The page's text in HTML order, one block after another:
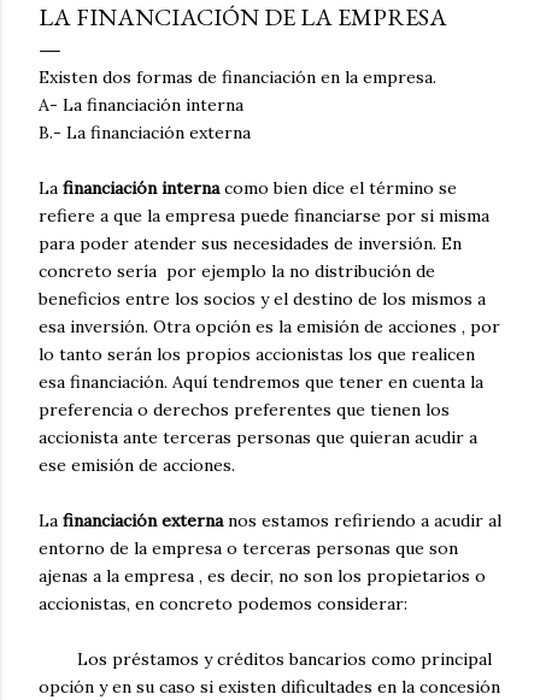
LA FINANCIACIÓN DE LA EMPRESA
Existen dos formas de financiación en la empresa.
A- La financiación interna
B.- La financiación externa
La financiación internacomo bien dice el término se
refiere a que la empresa puede financiarse por si misma
para poder atender sus necesidades de inversión. En
concreto sería por ejemplo la no distribución de
beneficios entre los socios y el destino de los mismos a
esa inversión. Otra opción es la emisión de acciones , por
lo tanto serán los propios accionistas los que realicen
esa financiación. Aquí tendremos que tener en cuenta la
preferencia o derechos preferentes que tienen los
accionista ante terceras personas que quieran acudir a
ese emisión de acciones.
La financiación externanos estamos refiriendo a acudir al
entorno de la empresa o terceras personas que son
ajenas a la empresa , es decir, no son los propietarios o
accionistas, en concreto podemos considerar:
Los préstamos y créditos bancarios como principal
opción y en su caso si existen dificultades en la concesión